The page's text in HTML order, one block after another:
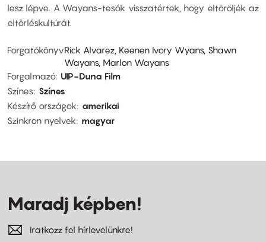
lesz lépve. A Wayans-tesók visszatértek, hogy eltöröljék az
eltörléskultúrát.
ForgatókönyvRick Alvarez, Keenen Ivory Wyans, Shawn
Wayans, Marlon Wayans
Forgalmazó UIP-Duna Film
Színes Színes
Készítő országok
amerikai
Szinkron nyelvek
magyar
Maradj képben!
Iratkozz fel hírlevelünkre!